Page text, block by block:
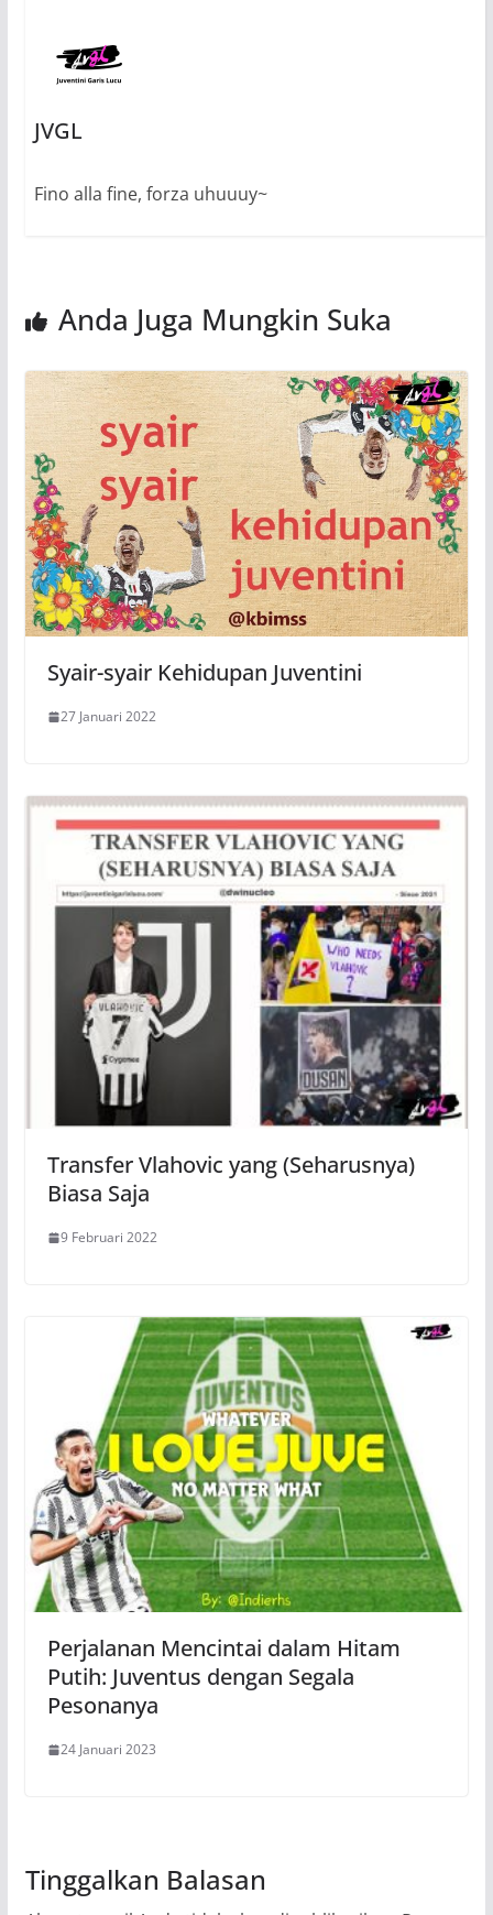
JVGL
Fino alla fine, forza uhuuuy~
Anda Juga Mungkin Suka
Syair-syair Kehidupan Juventini
27 Januari 2022
Transfer Vlahovic yang (Seharusnya)
Biasa Saja
9 Februari 2022
Perjalanan Mencintai dalam Hitam
Putih: Juventus dengan Segala
Pesonanya
24 Januari 2023
Tinggalkan Balasan